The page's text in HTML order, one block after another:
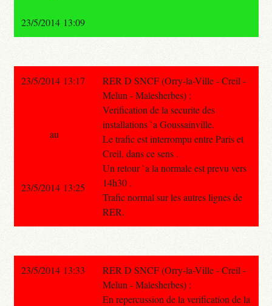
23/5/2014 13:09
23/5/2014 13:17
RER D SNCF (Orry-la-Ville - Creil -
Melun - Malesherbes) :
Verification de la securite des
installations `a Goussainville.
Le trafic est interrompu entre Paris et
Creil, dans ce sens .
Un retour `a la normale est prevu vers
14h30 .
Trafic normal sur les autres lignes de
RER.
au
23/5/2014 13:25
23/5/2014 13:33
RER D SNCF (Orry-la-Ville - Creil -
Melun - Malesherbes) :
En repercussion de la verification de la